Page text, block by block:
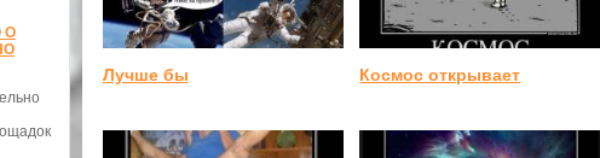
О
Лучше бы Космос открывает